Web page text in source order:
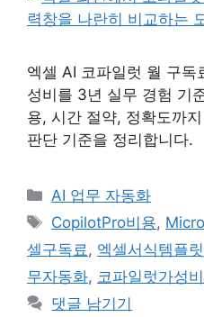
엑셀 AI 코파일럿 월 구
성비를 3년 실무 경험 기
용, 시간 절약, 정확도까
판단 기준을 정리합니다.
카
테
리
AI 업무 자동화
태
그
CopilotPro비용,
셀구독료, 엑셀서식템플릿
무자동화, 코파일럿가성비
댓글 남기기